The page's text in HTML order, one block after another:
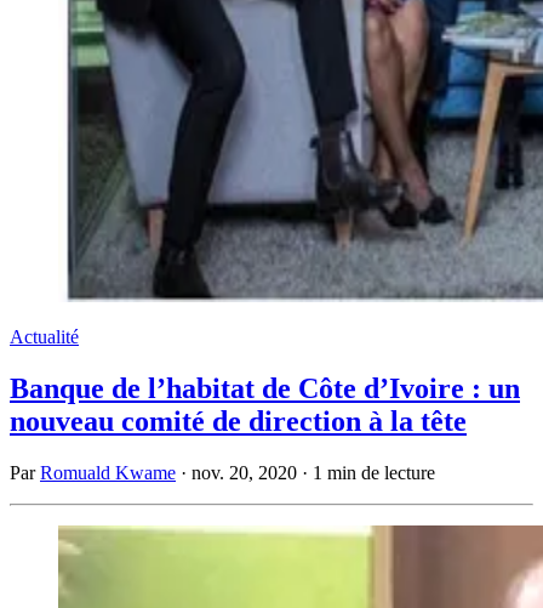
Actualité
Banque de l’habitat de Côte d’Ivoire : un
nouveau comité de direction à la tête
ParRomuald Kwame · nov. 20, 2020 · 1 min de lecture